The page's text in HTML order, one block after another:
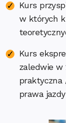
Kurs
w których
Kurs
zaledwie w
praktyczna
prawa